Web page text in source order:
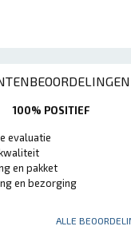
100% POSITIEF
evaluatie
en pakket
en bezorging
ALLE